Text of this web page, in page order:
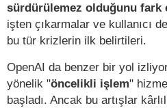
sürdürülemez olduğunu fark
işten çıkarmalar ve kullanıcı
bu tür krizlerin ilk belirtileri.
OpenAI da benzer bir yol
yönelik "öncelikli işlem"
başladı. Ancak bu artışlar